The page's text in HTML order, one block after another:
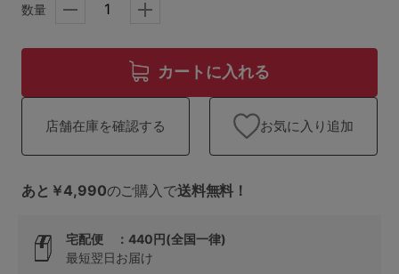
高評価レビューアイテム
特集ページ
数量
カートに入れる
店舗在庫を確認する お気に入り追加
あと￥4,990のご購入で送料無料！
宅配便 ：440円(全国一律)
最短翌日お届け